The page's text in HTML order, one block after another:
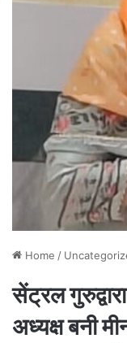
Home /
सेंट्रल
अध्यक्ष बनी